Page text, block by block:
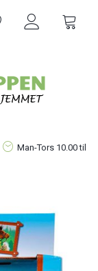
Man-Tors 10.00 til